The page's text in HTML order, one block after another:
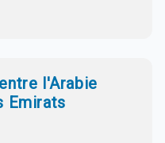
l'Arabie
Emirats